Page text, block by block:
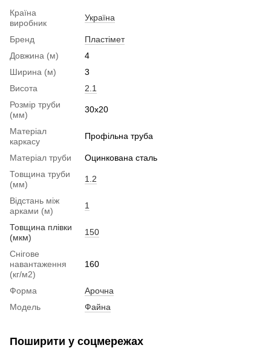
Країна
виробник
Україна
Бренд
Пластімет
Довжина (м)
4
Ширина (м)
3
Висота
2.1
Розмір труби
(мм)
30x20
Матеріал
каркасу
Профільна труба
Матеріал труби
Оцинкована сталь
Товщина труби
(мм)
1.2
Відстань між
арками (м)
1
Товщина плівки
(мкм)
150
Снігове
навантаження
(кг/м2)
160
Форма
Арочна
Модель
Файна
Поширити у соцмережах